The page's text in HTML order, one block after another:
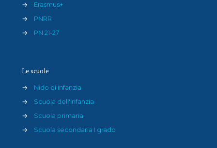
→
Erasmus+
→
PNRR
→
PN 21-27
Le scuole
→
Nido di infanzia
→
Scuola dell'infanzia
→
Scuola primaria
→
Scuola secondaria I grado